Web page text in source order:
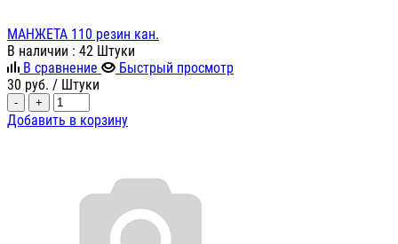
МАНЖЕТА 110 резин кан.
В наличии : 42 Штуки
В сравнение
Быстрый просмотр
30 руб. / Штуки
- +
Добавить в корзину